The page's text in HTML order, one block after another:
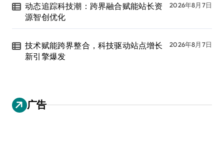
动态追踪科技潮：跨界融合赋能站长资
源智创优化
2026年8月7日
技术赋能跨界整合，科技驱动站点增长
新引擎爆发
2026年8月7日
广告